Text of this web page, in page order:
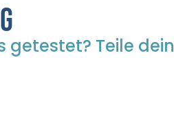
getestet? Teile